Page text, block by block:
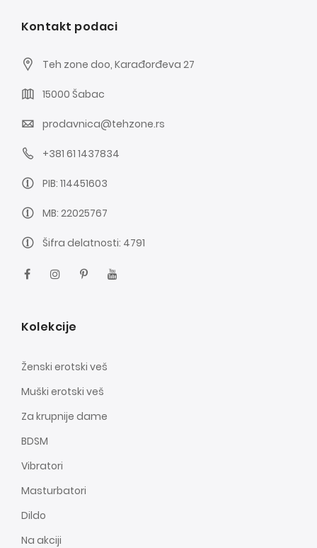
Kontakt podaci
Teh zone doo, Karađorđeva 27
15000 Šabac
prodavnica@tehzone.rs
+381 61 1437834
PIB: 114451603
MB: 22025767
Šifra delatnosti: 4791
Kolekcije
Ženski erotski veš
Muški erotski veš
Za krupnije dame
BDSM
Vibratori
Masturbatori
Dildo
Na akciji